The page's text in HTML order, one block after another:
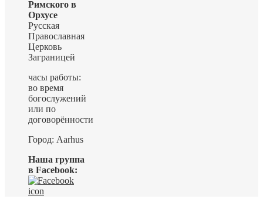
Римского в
Орхусе
Русская
Православная
Церковь
Заграницей
часы работы:
во время
богослужений
или по
договорённости
Город: Aarhus
Наша группа
в Facebook: